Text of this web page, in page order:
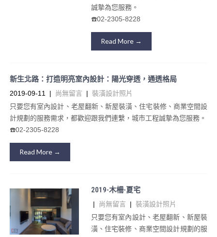
誠摯為您服務。
☎️02-2305-8228
Read More →
新生北路：打造明亮室內設計：陽光穿透，通透格局
2019-09-11 | 尚無留言 | 裝潢設計照片
只要您有室內設計、老屋翻新、新屋裝潢、住宅裝修、商業空間設
計規劃的服務需求，都歡迎跟我們連繫，城市工程誠摯為您服務。
☎️02-2305-8228
Read More →
2019-木柵-夏宅
| 尚無留言 | 裝潢設計照片
只要您有室內設計、老屋翻新、新屋裝
潢、住宅裝修、商業空間設計規劃的服